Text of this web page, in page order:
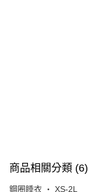
商品相關分類 (6)
鋼圈睡衣 ‧ XS-2L